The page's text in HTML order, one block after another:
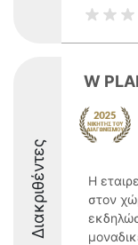
Διακριθέντες
W
Η
στον